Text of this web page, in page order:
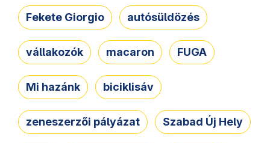
Fekete Giorgio autósüldözés
vállakozók macaron FUGA
Mi hazánk biciklisáv
zeneszerzői pályázat Szabad Új Hely